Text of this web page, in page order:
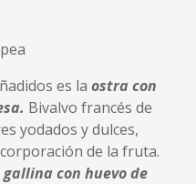
es la ostra con
Bivalvo francés de
yodados y dulces,
de la fruta.
con huevo de